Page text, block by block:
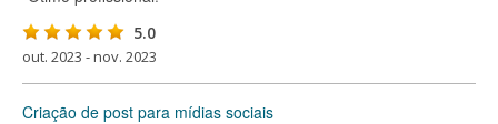
5.0
out. 2023 - nov. 2023
Criação de post para mídias sociais